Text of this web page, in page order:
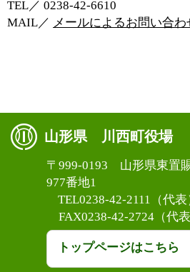
TEL／ 0238‐42‐6610
MAIL／ メールによるお問い合わ
山形県 川西町役場
〒999-0193 山形県東置
977番地1
TEL0238-42-2111（代表
FAX0238-42-2724（代表
トップページはこちら